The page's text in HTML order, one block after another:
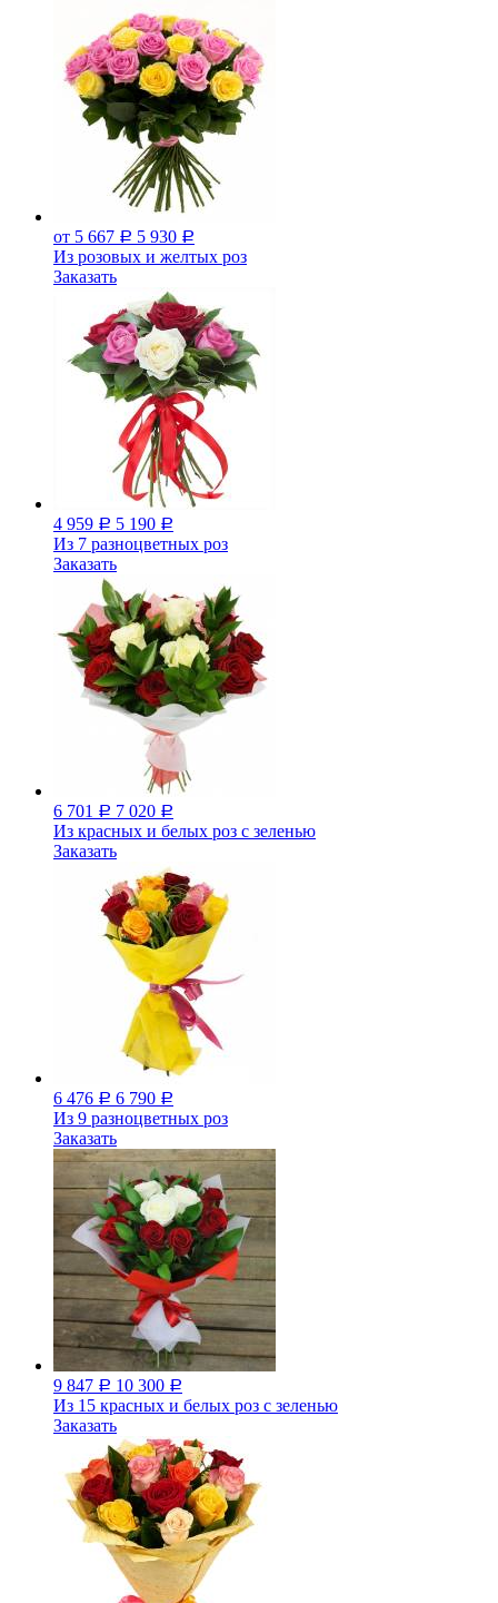
от 5 667 Р 5 930 Р
Из розовых и желтых роз
Заказать
4 959 Р 5 190 Р
Из 7 разноцветных роз
Заказать
6 701 Р 7 020 Р
Из красных и белых роз с зеленью
Заказать
6 476 Р 6 790 Р
Из 9 разноцветных роз
Заказать
9 847 Р 10 300 Р
Из 15 красных и белых роз с зеленью
Заказать